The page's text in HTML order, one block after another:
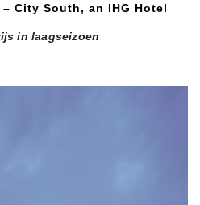
City South, an IHG Hotel
in laagseizoen